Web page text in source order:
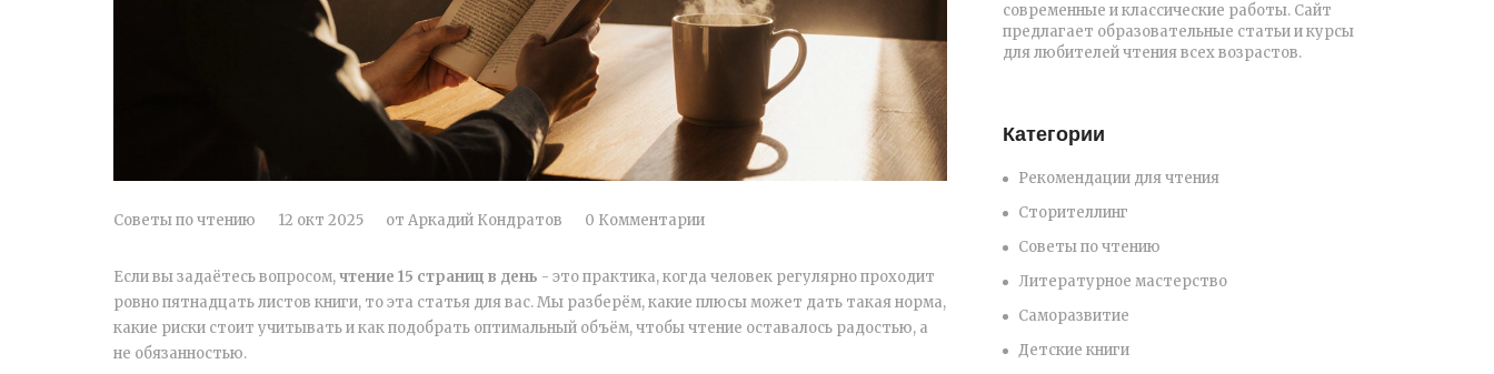
Советы по чтению 12 окт 2025 от Аркадий Кондратов 0 Комментарии
Если вы задаётесь вопросом,чтение 15 страниц в день - это практика, когда человек регулярно проходит
ровно пятнадцать листов книги, то эта статья для вас. Мы разберём, какие плюсы может дать такая норма,
какие риски стоит учитывать и как подобрать оптимальный объём, чтобы чтение оставалось радостью, а
не обязанностью.
современные и классические работы. Сайт
предлагает образовательные статьи и курсы
для любителей чтения всех возрастов.
Категории
Рекомендации для чтения
Сторителлинг
Советы по чтению
Литературное мастерство
Саморазвитие
Детские книги